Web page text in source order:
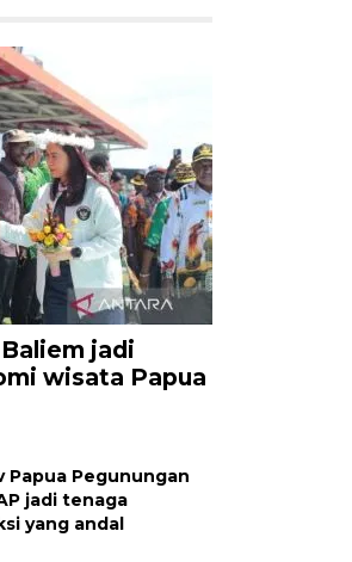
jadi
wisata Papua
Papua Pegunungan
jadi tenaga
yang andal